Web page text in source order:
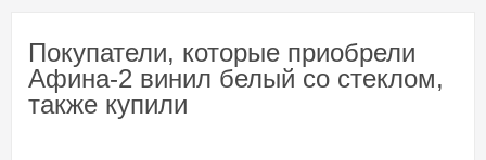
Покупатели, которые приобрели
Афина-2 винил белый со стеклом,
также купили